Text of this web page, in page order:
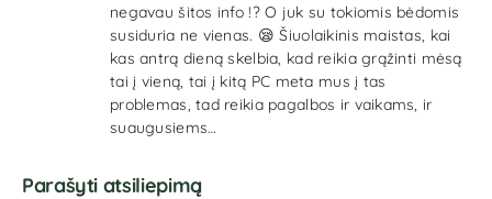
negavau šitos info !? O juk su tokiomis bėdomis
susiduria ne vienas. 😪 Šiuolaikinis maistas, kai
kas antrą dieną skelbia, kad reikia grąžinti mėsą
tai į vieną, tai į kitą PC meta mus į tas
problemas, tad reikia pagalbos ir vaikams, ir
suaugusiems…
Parašyti atsiliepimą